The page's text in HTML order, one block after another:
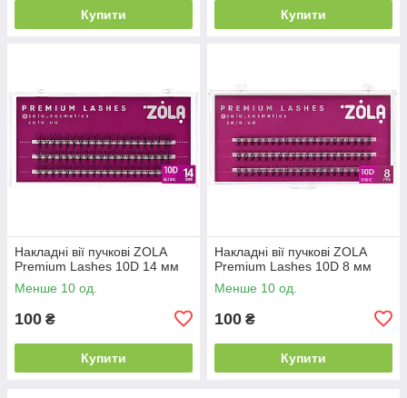
Купити Купити
Накладні вії пучкові ZOLA
Premium Lashes 10D 14 мм
Менше 10 од.
100 ₴
Купити
Накладні вії пучкові ZOLA
Premium Lashes 10D 8 мм
Менше 10 од.
100 ₴
Купити